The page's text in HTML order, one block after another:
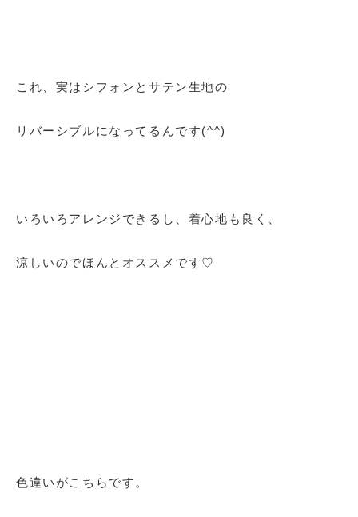
これ、実はシフォンとサテン生地の
リバーシブルになってるんです(^^)
いろいろアレンジできるし、着心地も良く、
涼しいのでほんとオススメです♡
色違いがこちらです。